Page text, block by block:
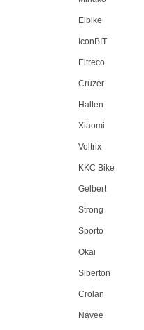
Elbike
IconBIT
Eltreco
Cruzer
Halten
Xiaomi
Voltrix
KKC Bike
Gelbert
Strong
Sporto
Okai
Siberton
Crolan
Navee